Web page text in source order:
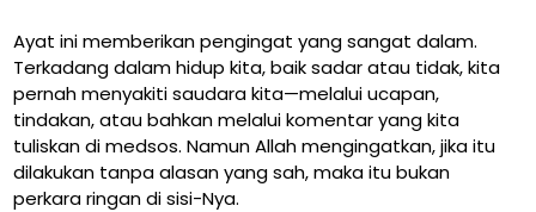
Ayat ini memberikan pengingat yang sangat dalam.
Terkadang dalam hidup kita, baik sadar atau tidak, kita
pernah menyakiti saudara kita—melalui ucapan,
tindakan, atau bahkan melalui komentar yang kita
tuliskan di medsos. Namun Allah mengingatkan, jika itu
dilakukan tanpa alasan yang sah, maka itu bukan
perkara ringan di sisi-Nya.